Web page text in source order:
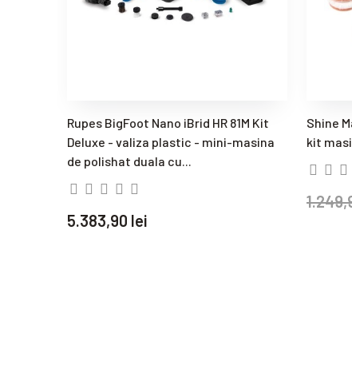
Rupes BigFoot Nano iBrid HR 81M Kit
Deluxe - valiza plastic - mini-masina
de polishat duala cu...
5.383,90 lei
Shine
kit